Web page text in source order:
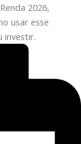
2026,
usar esse
investir.